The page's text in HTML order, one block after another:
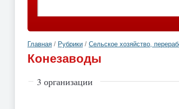
Главная / Рубрики / Сельское хозяйство,
Конезаводы
3 организации